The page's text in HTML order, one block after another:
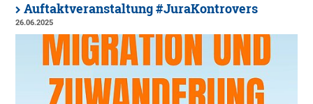
Auftaktveranstaltung #JuraKontrovers
26.06.2025